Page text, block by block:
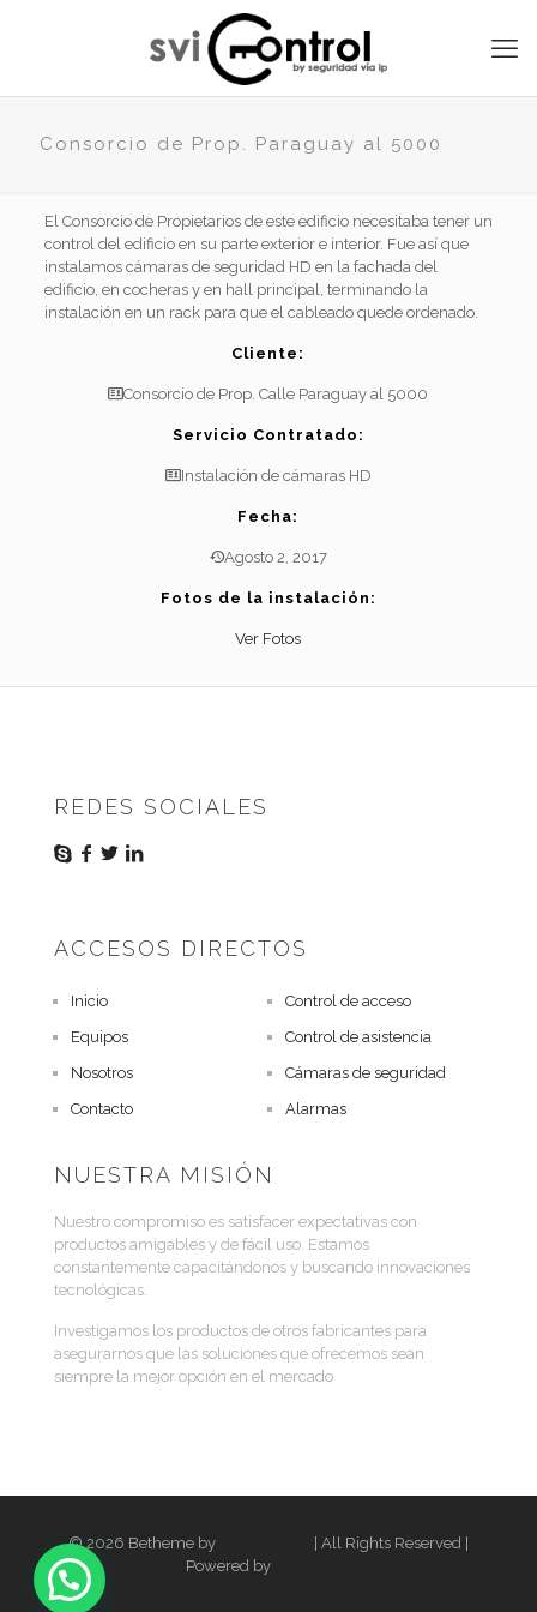
Consorcio de Prop. Paraguay al 5000
El Consorcio de Propietarios de este edificio necesitaba tener un
control del edificio en su parte exterior e interior. Fue así que
instalamos cámaras de seguridad HD en la fachada del
edificio, en cocheras y en hall principal, terminando la
instalación en un rack para que el cableado quede ordenado.
Cliente:
Consorcio de Prop. Calle Paraguay al 5000
Servicio Contratado:
Instalación de cámaras HD
Fecha:
Agosto 2, 2017
Fotos de la instalación:
Ver Fotos
REDES SOCIALES
ACCESOS DIRECTOS
Inicio
Equipos
Nosotros
Contacto
Control de acceso
Control de asistencia
Cámaras de seguridad
Alarmas
NUESTRA MISIÓN
Nuestro compromiso es satisfacer expectativas con
productos amigables y de fácil uso. Estamos
constantemente capacitándonos y buscando innovaciones
tecnológicas.
Investigamos los productos de otros fabricantes para
asegurarnos que las soluciones que ofrecemos sean
siempre la mejor opción en el mercado
© 2026 Betheme by
| All Rights Reserved |
Powered by